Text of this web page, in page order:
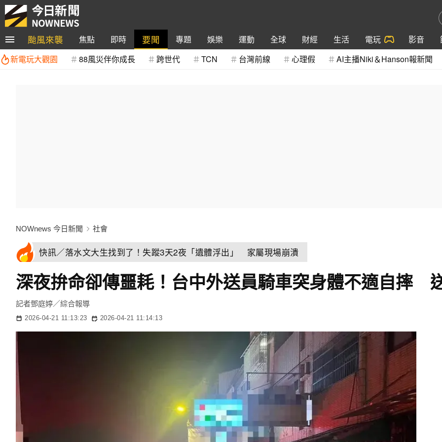
颱風來襲 焦點 即時 要聞 專題 娛樂 運動 全球 財經 生活 電玩 影音
新電玩大觀園
88風災伴你成長 跨世代 TCN 台灣前線 心理假 AI主播Niki＆Hanson報新聞
NOWnews 今日新聞 社會
快訊／落水文大生找到了！失蹤3天2夜「遺體浮出」 家屬現場崩潰
深夜拚命卻傳噩耗！台中外送員騎車突身體不適自摔
記者鄧庭婷／綜合報導
2026-04-21 11:13:23 2026-04-21 11:14:13